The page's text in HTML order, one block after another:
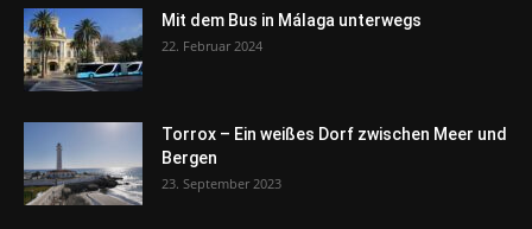
Mit dem Bus in Málaga unterwegs
22. Februar 2024
Torrox – Ein weißes Dorf zwischen Meer und
Bergen
23. September 2023